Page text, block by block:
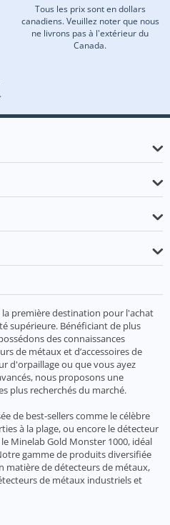
Tous les prix sont en dollars
canadiens. Veuillez noter que nous
ne livrons pas à l'extérieur du
Canada.
première destination pour l'achat
supérieure. Bénéficiant de plus
des connaissances
de métaux et d’accessoires de
d'orpaillage ou que vous ayez
nous proposons une
plus recherchés du marché.
de best-sellers comme le célèbre
à la plage, ou encore le détecteur
Minelab Gold Monster 1000, idéal
gamme de produits diversifiée
matière de détecteurs de métaux,
de métaux industriels et